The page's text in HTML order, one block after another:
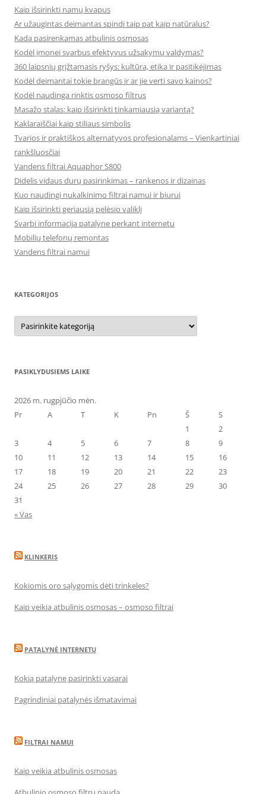
Kaip išsirinkti namų kvapus
Ar užaugintas deimantas spindi taip pat kaip natūralus?
Kada pasirenkamas atbulinis osmosas
Kodėl įmonei svarbus efektyvus užsakymų valdymas?
360 laipsnių grįžtamasis ryšys: kultūra, etika ir pasitikėjimas
Kodėl deimantai tokie brangūs ir ar jie verti savo kainos?
Kodėl naudinga rinktis osmoso filtrus
Masažo stalas: kaip išsirinkti tinkamiausią variantą?
Kaklaraiščiai kaip stiliaus simbolis
Tvarios ir praktiškos alternatyvos profesionalams – Vienkartiniai
rankšluosčiai
Vandens filtrai Aquaphor S800
Didelis vidaus durų pasirinkimas – rankenos ir dizainas
Kuo naudingi nukalkinimo filtrai namui ir biurui
Kaip išsirinkti geriausią pelėsio valiklį
Svarbi informacija patalyne perkant internetu
Mobilių telefonų remontas
Vandens filtrai namui
KATEGORIJOS
Kategorijos
PASIKLYDUSIEMS LAIKE
2026 m. rugpjūčio mėn.
Pr
A T K Pn Š
S
1
2
3
4 5 6 7 8
9
10
11 12 13 14 15
16
17
18 19 20 21 22
23
24
25 26 27 28 29
30
31
« Vas
KLINKERIS
Kokiomis oro sąlygomis dėti trinkeles?
Kaip veikia atbulinis osmosas – osmoso filtrai
PATALYNĖ INTERNETU
Kokią patalynę pasirinkti vasarai
Pagrindiniai patalynės išmatavimai
FILTRAI NAMUI
Kaip veikia atbulinis osmosas